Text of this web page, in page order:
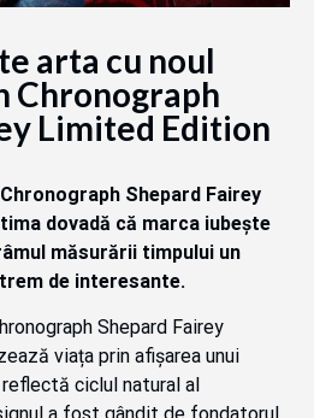
arta cu noul
Chronograph
Limited Edition
Shepard Fairey
dovadă că marca iubește
măsurării timpului un
de interesante.
Shepard Fairey
viața prin afișarea unui
ciclul natural al